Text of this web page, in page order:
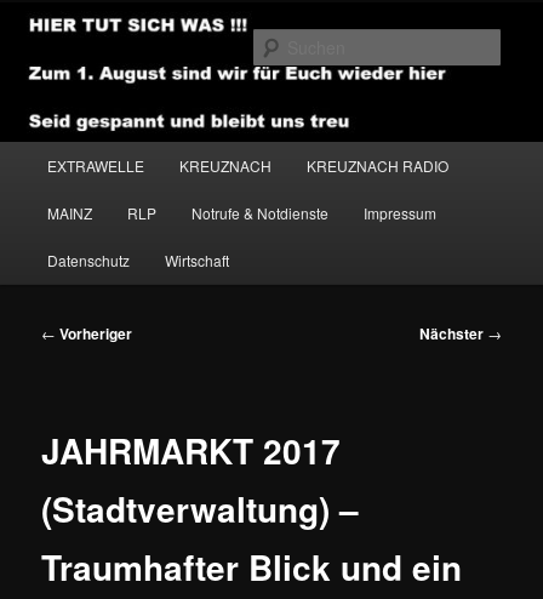
Zum
primären
Inhalt
NEWSHOUSE.MEDIA
EXTRAWELLE KREUZNACH KREUZNACH RADIO
MAINZ RLP Notrufe & Notdienste Impressum
Datenschutz Wirtschaft
Beitragsnavigation
← Vorheriger Nächster →
JAHRMARKT 2017
(Stadtverwaltung) –
Traumhafter Blick und ein